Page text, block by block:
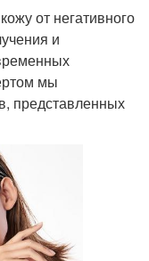
от негативного
и
мы
представленных